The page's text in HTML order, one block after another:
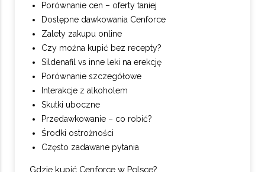
Porównanie cen – oferty taniej
Dostępne dawkowania Cenforce
Zalety zakupu online
Czy można kupić bez recepty?
Sildenafil vs inne leki na erekcję
Porównanie szczegółowe
Interakcje z alkoholem
Skutki uboczne
Przedawkowanie – co robić?
Środki ostrożności
Często zadawane pytania
Gdzie kupić Cenforce w Polsce?